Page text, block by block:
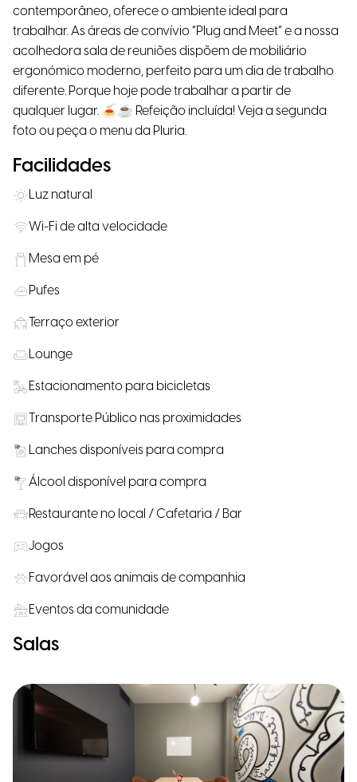
contemporâneo, oferece o ambiente ideal para
trabalhar. As áreas de convívio “Plug and Meet” e a nossa
acolhedora sala de reuniões dispõem de mobiliário
ergonómico moderno, perfeito para um dia de trabalho
diferente. Porque hoje pode trabalhar a partir de
qualquer lugar. 🍝☕ Refeição incluída! Veja a segunda
foto ou peça o menu da Pluria.
Facilidades
Luz natural
Wi-Fi de alta velocidade
Mesa em pé
Pufes
Terraço exterior
Lounge
Estacionamento para bicicletas
Transporte Público nas proximidades
Lanches disponíveis para compra
Álcool disponível para compra
Restaurante no local / Cafetaria / Bar
Jogos
Favorável aos animais de companhia
Eventos da comunidade
Salas